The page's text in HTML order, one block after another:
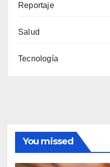
Reportaje
Salud
Tecnología
You missed